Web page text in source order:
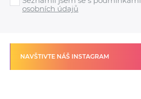
osobních údajů
NAVŠTIVTE NÁŠ INSTAGRAM